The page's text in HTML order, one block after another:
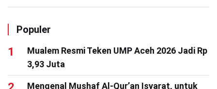
Populer
Mualem Resmi Teken UMP Aceh 2026 Jadi Rp
3,93 Juta
Mengenal Mushaf Al-Qur’an Isyarat, untuk